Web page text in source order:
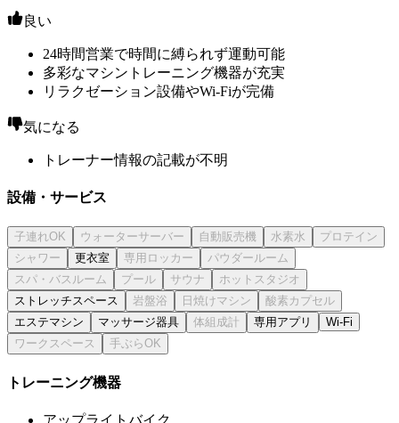
良い
24時間営業で時間に縛られず運動可能
多彩なマシントレーニング機器が充実
リラクゼーション設備やWi-Fiが完備
気になる
トレーナー情報の記載が不明
設備・サービス
更衣室
ストレッチスペース
エステマシン
マッサージ器具 専用アプリ Wi-Fi
トレーニング機器
アップライトバイク